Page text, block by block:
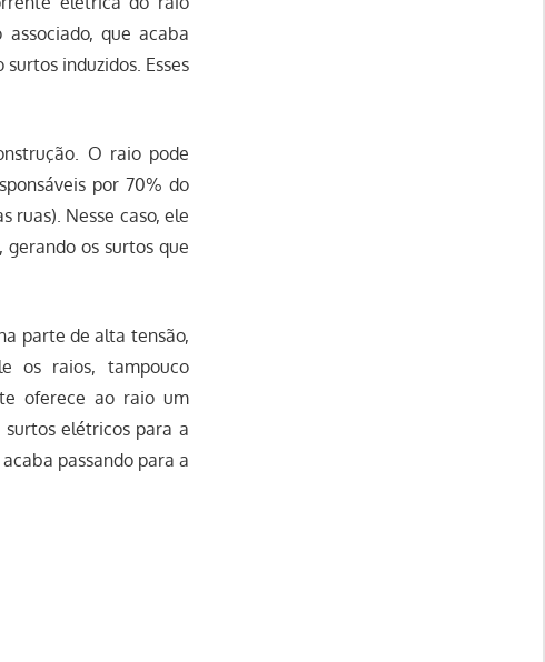
que acaba
induzidos. Esses
O raio pode
por 70% do
ruas). Nesse caso, ele
os surtos que
parte de alta tensão,
os raios, tampouco
oferece ao raio um
elétricos para a
passando para a